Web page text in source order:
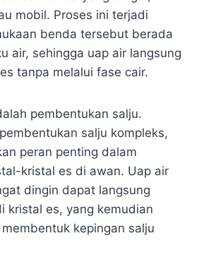
mobil. Proses ini terjadi
benda tersebut berada
air, sehingga uap air langsung
tanpa melalui fase cair.
pembentukan salju.
salju kompleks,
peran penting dalam
kristal es di awan. Uap air
dingin dapat langsung
kristal es, yang kemudian
kepingan salju